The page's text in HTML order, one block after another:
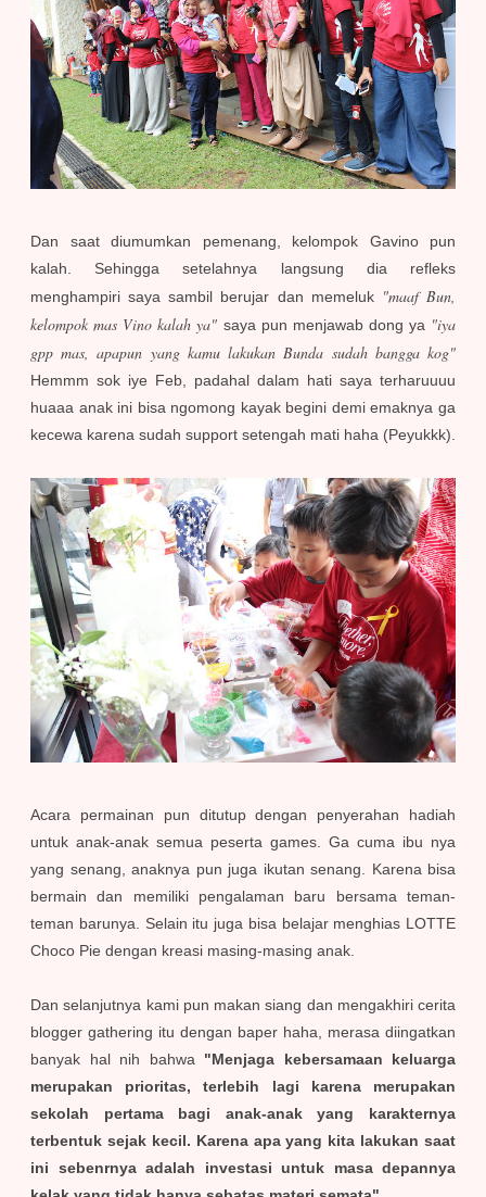
Dan saat diumumkan pemenang, kelompok Gavino pun
kalah. Sehingga setelahnya langsung dia refleks
menghampiri saya sambil berujar dan memeluk "maaf Bun,
kelompok mas Vino kalah ya" saya pun menjawab dong ya "iya
gpp mas, apapun yang kamu lakukan Bunda sudah bangga kog"
Hemmm sok iye Feb, padahal dalam hati saya terharuuuu
huaaa anak ini bisa ngomong kayak begini demi emaknya ga
kecewa karena sudah support setengah mati haha (Peyukkk).
Acara permainan pun ditutup dengan penyerahan hadiah
untuk anak-anak semua peserta games. Ga cuma ibu nya
yang senang, anaknya pun juga ikutan senang. Karena bisa
bermain dan memiliki pengalaman baru bersama teman-
teman barunya. Selain itu juga bisa belajar menghias LOTTE
Choco Pie dengan kreasi masing-masing anak.
Dan selanjutnya kami pun makan siang dan mengakhiri cerita
blogger gathering itu dengan baper haha, merasa diingatkan
banyak hal nih bahwa "Menjaga kebersamaan keluarga
merupakan prioritas, terlebih lagi karena merupakan
sekolah pertama bagi anak-anak yang karakternya
terbentuk sejak kecil. Karena apa yang kita lakukan saat
ini sebenrnya adalah investasi untuk masa depannya